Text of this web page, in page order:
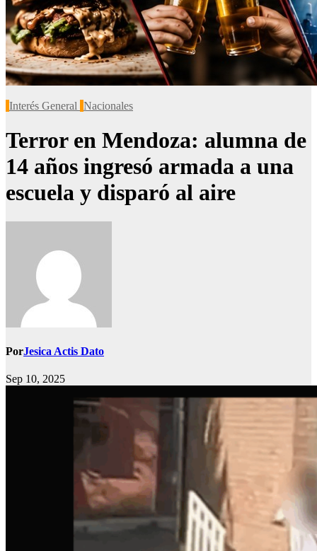
Interés General Nacionales
Terror en Mendoza: alumna de
14 años ingresó armada a una
escuela y disparó al aire
PorJesica Actis Dato
Sep 10, 2025